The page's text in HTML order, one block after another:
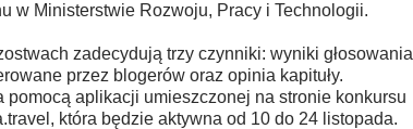
w Ministerstwie Rozwoju, Pracy i Technologii.
zadecydują trzy czynniki: wyniki głosowania
przez blogerów oraz opinia kapituły.
pomocą aplikacji umieszczonej na stronie konkursu
która będzie aktywna od 10 do 24 listopada.